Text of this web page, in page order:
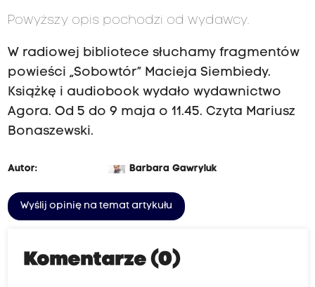
Powyższy opis pochodzi od wydawcy.
W radiowej bibliotece słuchamy fragmentów
powieści „Sobowtór” Macieja Siembiedy.
Książkę i audiobook wydało wydawnictwo
Agora. Od 5 do 9 maja o 11.45. Czyta Mariusz
Bonaszewski.
Autor: Barbara Gawryluk
Wyślij opinię na temat artykułu
Komentarze (0)